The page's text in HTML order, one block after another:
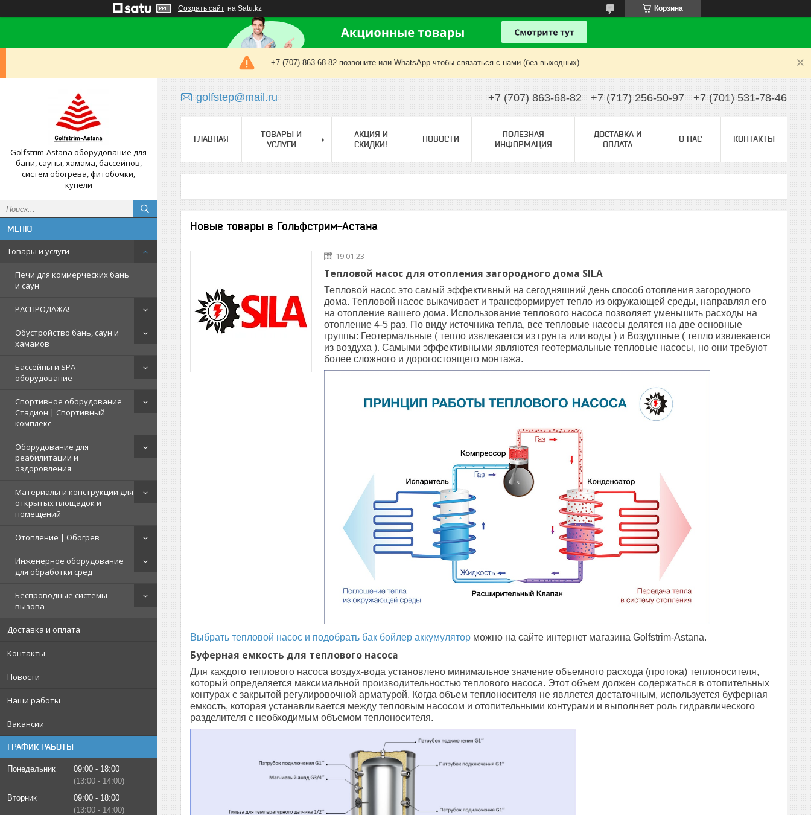
Создать сайт на Satu.kz Корзина
+7 (707) 863-68-82 позвоните или WhatsApp чтобы связаться с нами (без выходных)
Golfstrim-Astana оборудование для
бани, сауны, хамама, бассейнов,
систем обогрева, фитобочки,
купели
Товары и услуги
Печи для коммерческих бань
и саун
РАСПРОДАЖА!
Обустройство бань, саун и
хамамов
Бассейны и SPA
оборудование
Спортивное оборудование
Стадион | Cпортивный
комплекс
Оборудование для
реабилитации и
оздоровления
Материалы и конструкции для
открытых площадок и
помещений
Отопление | Обогрев
Инженерное оборудование
для обработки сред
Беспроводные системы
вызова
Доставка и оплата
Контакты
Новости
Наши работы
Вакансии
ГРАФИК РАБОТЫ
Понедельник 09:00
18:00
13:00
14:00
Вторник
09:00
18:00
13:00
14:00
golfstep@mail.ru +7 (707) 863-68-82 +7 (717) 256-50-97 +7 (701) 531-78-46
ГЛАВНАЯ
ТОВАРЫ И
УСЛУГИ
АКЦИЯ И
СКИДКИ!
НОВОСТИ
ПОЛЕЗНАЯ
ИНФОРМАЦИЯ
ДОСТАВКА И
ОПЛАТА
О НАС КОНТАКТЫ
Новые товары в Гольфстрим-Астана
19.01.23
Тепловой насос для отопления загородного дома SILA
Тепловой насос это самый эффективный на сегодняшний день способ отопления загородного
дома. Тепловой насос выкачивает и трансформирует тепло из окружающей среды, направляя его
на отопление вашего дома. Использование теплового насоса позволяет уменьшить расходы на
отопление 4-5 раз. По виду источника тепла, все тепловые насосы делятся на две основные
группы: Геотермальные ( тепло извлекается из грунта или воды ) и Воздушные ( тепло извлекается
из воздуха ). Самыми эффективными являются геотермальные тепловые насосы, но они требуют
более сложного и дорогостоящего монтажа.
Выбрать тепловой насос и подобрать бак бойлер аккумулятор можно на сайте интернет магазина Golfstrim-Astana.
Буферная емкость для теплового насоса
Для каждого теплового насоса воздух-вода установлено минимальное значение объемного расхода (протока) теплоносителя,
который определяется максимальной производительностью теплового насоса. Этот объем должен содержаться в отопительных
контурах с закрытой регулировочной арматурой. Когда объем теплоносителя не является достаточным, используется буферная
емкость, которая устанавливается между тепловым насосом и отопительными контурами и выполняет роль гидравлического
разделителя с необходимым объемом теплоносителя.